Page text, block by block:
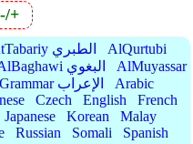
-/+
AtTabariy الطبري
AlQurtubi
AlBaghawi البغوي
AlMuyassar
Grammar الإعراب
Arabic
Czech English
French
Japanese Korean
Malay
Russian Somali
Spanish